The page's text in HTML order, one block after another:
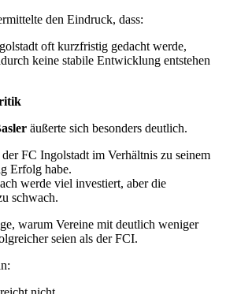
den Eindruck, dass:
oft kurzfristig gedacht werde,
keine stabile Entwicklung entstehen
äußerte sich besonders deutlich.
FC Ingolstadt im Verhältnis zu seinem
Erfolg habe.
werde viel investiert, aber die
schwach.
warum Vereine mit deutlich weniger
seien als der FCI.